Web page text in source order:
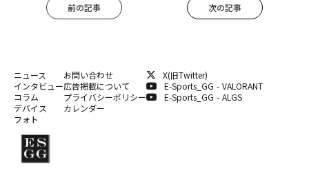
前の記事 次の記事
ニュース
インタビュー
コラム
デバイス
フォト
お問い合わせ
広告掲載について
プライバシーポリシー
カレンダー
X(旧Twitter)
E-Sports_GG - VALORANT
E-Sports_GG - ALGS